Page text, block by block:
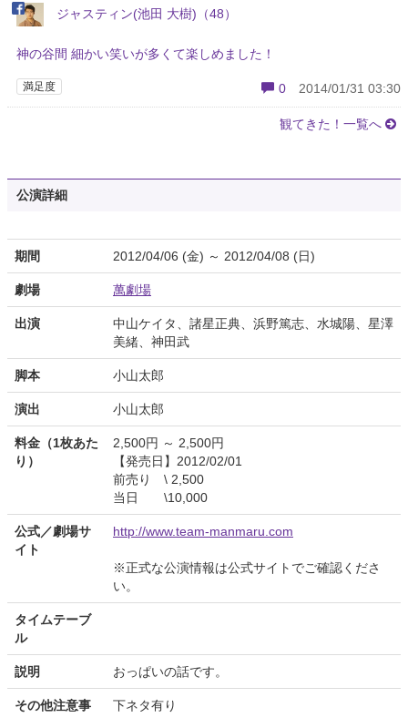
ジャスティン(池田 大樹)（48）
神の谷間 細かい笑いが多くて楽しめました！
満足度 0 2014/01/31 03:30
観てきた！一覧へ
公演詳細
期間 2012/04/06 (金) ～ 2012/04/08 (日)
劇場 萬劇場
出演
中山ケイタ、諸星正典、浜野篤志、水城陽、星澤
美緒、神田武
脚本 小山太郎
演出 小山太郎
料金（1枚あた
り）
2,500円 ～ 2,500円
【発売日】2012/02/01
前売り \ 2,500
当日 \10,000
公式／劇場サ
イト
http://www.team-manmaru.com
※正式な公演情報は公式サイトでご確認くださ
い。
タイムテーブ
ル
説明 おっぱいの話です。
その他注意事
下ネタ有り